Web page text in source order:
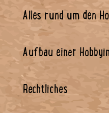
Alles rund um den
Aufbau einer
Rechtliches